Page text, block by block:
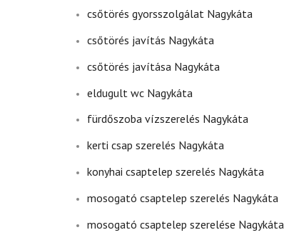
csőtörés gyorsszolgálat Nagykáta
csőtörés javítás Nagykáta
csőtörés javítása Nagykáta
eldugult wc Nagykáta
fürdőszoba vízszerelés Nagykáta
kerti csap szerelés Nagykáta
konyhai csaptelep szerelés Nagykáta
mosogató csaptelep szerelés Nagykáta
mosogató csaptelep szerelése Nagykáta